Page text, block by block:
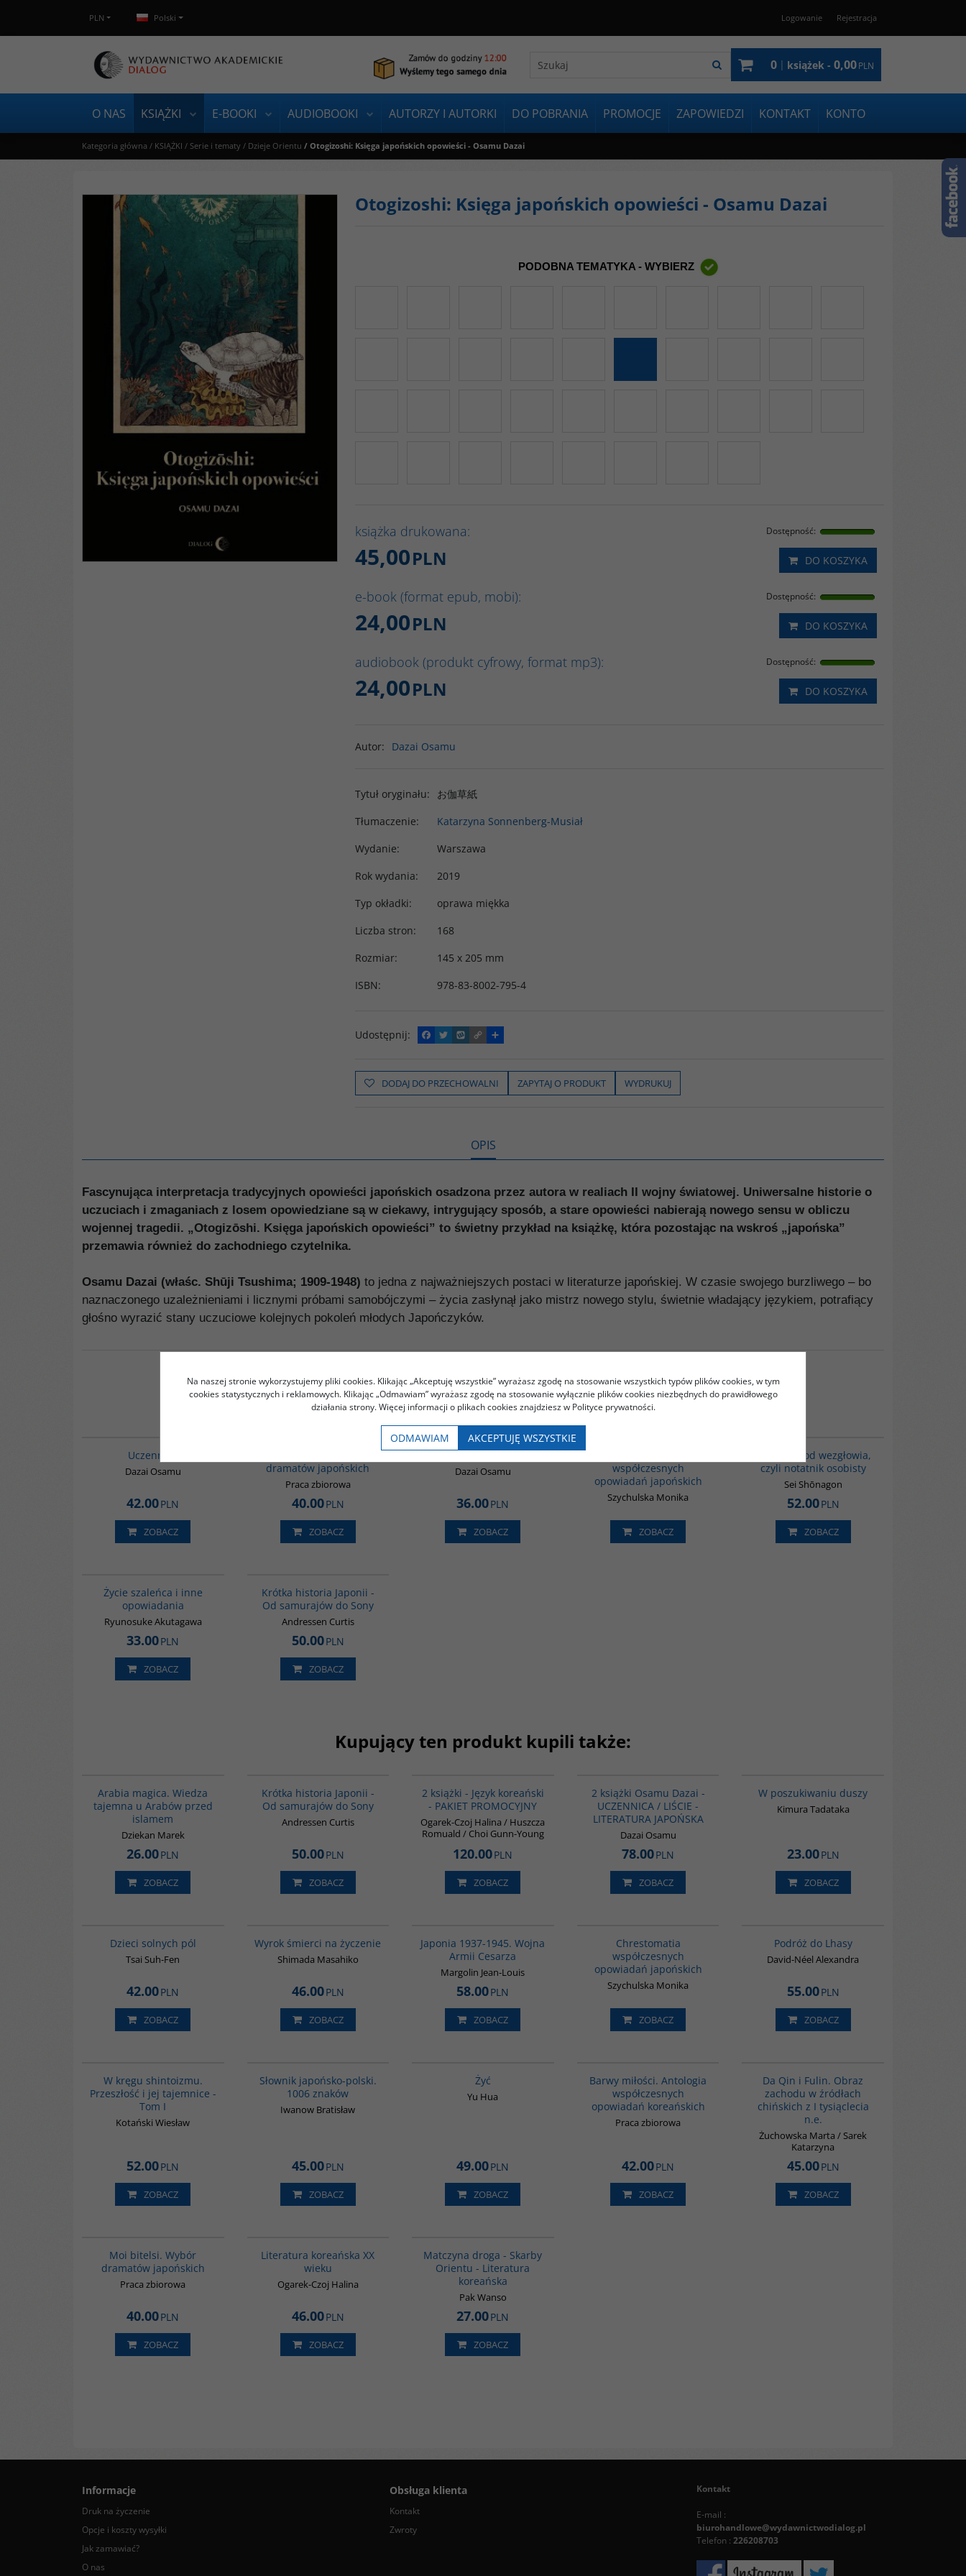
PLN Polski Logowanie Rejestracja
0 | książek - 0,00PLN
O NAS KSIĄŻKI E-BOOKI AUDIOBOOKI AUTORZY I AUTORKI DO POBRANIA PROMOCJE ZAPOWIEDZI KONTAKT KONTO
Kategoria główna / KSIĄŻKI / Serie i tematy / Dzieje Orientu / Otogizoshi: Księga japońskich opowieści - Osamu Dazai
Otogizoshi: Księga japońskich opowieści - Osamu Dazai
PODOBNA TEMATYKA - WYBIERZ
książka drukowana: Dostępność:
45,00PLN DO KOSZYKA
e-book (format epub, mobi): Dostępność:
24,00PLN DO KOSZYKA
audiobook (produkt cyfrowy, format mp3): Dostępność:
24,00PLN DO KOSZYKA
Autor: Dazai Osamu
Tytuł oryginału:
お伽草紙
Tłumaczenie:
Katarzyna Sonnenberg-Musiał
Wydanie:
Warszawa
Rok wydania:
2019
Typ okładki:
oprawa miękka
Liczba stron:
168
Rozmiar:
145 x 205 mm
ISBN: 978-83-8002-795-4
Udostępnij:
F
a
e
b
o
T
w
t
t
e
W
y
o
p
C
o
y
L
i
P
o
z
i
e
ę
DODAJ DO PRZECHOWALNI ZAPYTAJ O PRODUKT WYDRUKUJ
OPIS
Fascynująca interpretacja tradycyjnych opowieści japońskich osadzona przez autora w realiach II wojny światowej. Uniwersalne historie o
uczuciach i zmaganiach z losem opowiedziane są w ciekawy, intrygujący sposób, a stare opowieści nabierają nowego sensu w obliczu
wojennej tragedii. „Otogizōshi. Księga japońskich opowieści” to świetny przykład na książkę, która pozostając na wskroś „japońska”
przemawia również do zachodniego czytelnika.
Osamu Dazai (właśc. Shūji Tsushima; 1909-1948) to jedna z najważniejszych postaci w literaturze japońskiej. W czasie swojego burzliwego – bo
naznaczonego uzależnieniami i licznymi próbami samobójczymi – życia zasłynął jako mistrz nowego stylu, świetnie władający językiem, potrafiący
głośno wyrazić stany uczuciowe kolejnych pokoleń młodych Japończyków.
Podobna tematyka
Uczennica
Dazai Osamu
42.00PLN
ZOBACZ
G573
dramatów japońskich
Praca zbiorowa
40.00PLN
ZOBACZ
00309G
Zmierzch - Osamu Dazai
Dazai Osamu
36.00PLN
ZOBACZ
współczesnych
opowiadań japońskich
Szychulska Monika
ZOBACZ
Zapiski spod wezgłowia,
czyli notatnik osobisty
Sei Shōnagon
52.00PLN
ZOBACZ
Życie szaleńca i inne
opowiadania
Ryunosuke Akutagawa
33.00PLN
ZOBACZ
Krótka historia Japonii -
Od samurajów do Sony
Andressen Curtis
50.00PLN
ZOBACZ
Kupujący ten produkt kupili także:
Arabia magica. Wiedza
tajemna u Arabów przed
islamem
Dziekan Marek
26.00PLN
ZOBACZ
Krótka historia Japonii -
Od samurajów do Sony
Andressen Curtis
50.00PLN
ZOBACZ
2 książki - Język koreański
- PAKIET PROMOCYJNY
Ogarek-Czoj Halina / Huszcza
Romuald / Choi Gunn-Young
120.00PLN
ZOBACZ
2 książki Osamu Dazai -
UCZENNICA / LIŚCIE -
LITERATURA JAPOŃSKA
Dazai Osamu
78.00PLN
ZOBACZ
W poszukiwaniu duszy
Kimura Tadataka
23.00PLN
ZOBACZ
Dzieci solnych pól
Tsai Suh-Fen
42.00PLN
ZOBACZ
Wyrok śmierci na życzenie
Shimada Masahiko
46.00PLN
ZOBACZ
Japonia 1937-1945. Wojna
Armii Cesarza
Margolin Jean-Louis
58.00PLN
ZOBACZ
Chrestomatia
współczesnych
opowiadań japońskich
Szychulska Monika
ZOBACZ
Podróż do Lhasy
David-Néel Alexandra
55.00PLN
ZOBACZ
W kręgu shintoizmu.
Przeszłość i jej tajemnice -
Tom I
Kotański Wiesław
52.00PLN
ZOBACZ
Słownik japońsko-polski.
1006 znaków
Iwanow Bratisław
45.00PLN
ZOBACZ
Żyć
Yu Hua
49.00PLN
ZOBACZ
Barwy miłości. Antologia
współczesnych
opowiadań koreańskich
Praca zbiorowa
42.00PLN
ZOBACZ
Da Qin i Fulin. Obraz
zachodu w źródłach
chińskich z I tysiąclecia
n.e.
Żuchowska Marta / Sarek
Katarzyna
45.00PLN
ZOBACZ
Moi bitelsi. Wybór
dramatów japońskich
Praca zbiorowa
40.00PLN
ZOBACZ
Literatura koreańska XX
wieku
Ogarek-Czoj Halina
46.00PLN
ZOBACZ
Matczyna droga - Skarby
Orientu - Literatura
koreańska
Pak Wanso
27.00PLN
ZOBACZ
Informacje
Druk na życzenie
Opcje i koszty wysyłki
Jak zamawiać?
O nas
Obsługa klienta
Kontakt
Zwroty
Kontakt
E-mail :
biurohandlowe@wydawnictwodialog.pl
Telefon : 226208703
Na naszej stronie wykorzystujemy pliki cookies. Klikając „Akceptuję wszystkie” wyrażasz zgodę na stosowanie wszystkich typów plików cookies, w tym
cookies statystycznych i reklamowych. Klikając „Odmawiam” wyrażasz zgodę na stosowanie wyłącznie plików cookies niezbędnych do prawidłowego
działania strony. Więcej informacji o plikach cookies znajdziesz w Polityce prywatności.
ODMAWIAM AKCEPTUJĘ WSZYSTKIE